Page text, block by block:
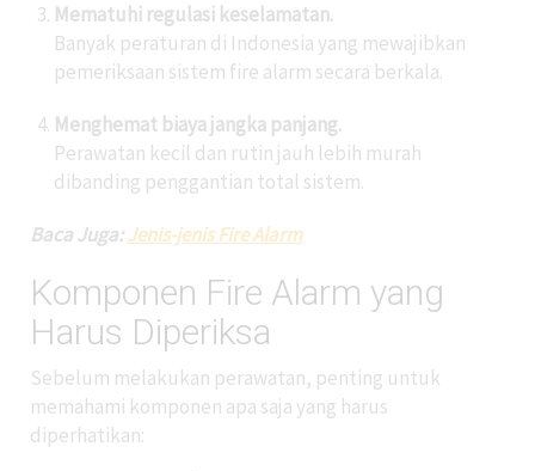
Mematuhi regulasi keselamatan.
Banyak peraturan di Indonesia yang mewajibkan
pemeriksaan sistem fire alarm secara berkala.
Menghemat biaya jangka panjang.
Perawatan kecil dan rutin jauh lebih murah
dibanding penggantian total sistem.
Baca Juga:Jenis-jenis Fire Alarm
Komponen Fire Alarm yang
Harus Diperiksa
Sebelum melakukan perawatan, penting untuk
memahami komponen apa saja yang harus
diperhatikan: